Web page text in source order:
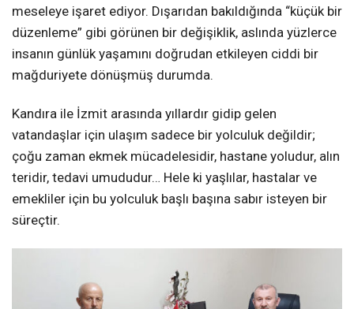
meseleye işaret ediyor. Dışarıdan bakıldığında “küçük bir
düzenleme” gibi görünen bir değişiklik, aslında yüzlerce
insanın günlük yaşamını doğrudan etkileyen ciddi bir
mağduriyete dönüşmüş durumda.
Kandıra ile İzmit arasında yıllardır gidip gelen
vatandaşlar için ulaşım sadece bir yolculuk değildir;
çoğu zaman ekmek mücadelesidir, hastane yoludur, alın
teridir, tedavi umududur… Hele ki yaşlılar, hastalar ve
emekliler için bu yolculuk başlı başına sabır isteyen bir
süreçtir.